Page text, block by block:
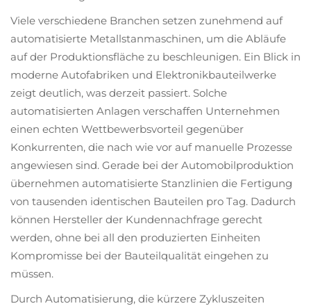
Viele verschiedene Branchen setzen zunehmend auf
automatisierte Metallstanmaschinen, um die Abläufe
auf der Produktionsfläche zu beschleunigen. Ein Blick in
moderne Autofabriken und Elektronikbauteilwerke
zeigt deutlich, was derzeit passiert. Solche
automatisierten Anlagen verschaffen Unternehmen
einen echten Wettbewerbsvorteil gegenüber
Konkurrenten, die nach wie vor auf manuelle Prozesse
angewiesen sind. Gerade bei der Automobilproduktion
übernehmen automatisierte Stanzlinien die Fertigung
von tausenden identischen Bauteilen pro Tag. Dadurch
können Hersteller der Kundennachfrage gerecht
werden, ohne bei all den produzierten Einheiten
Kompromisse bei der Bauteilqualität eingehen zu
müssen.
Durch Automatisierung, die kürzere Zykluszeiten